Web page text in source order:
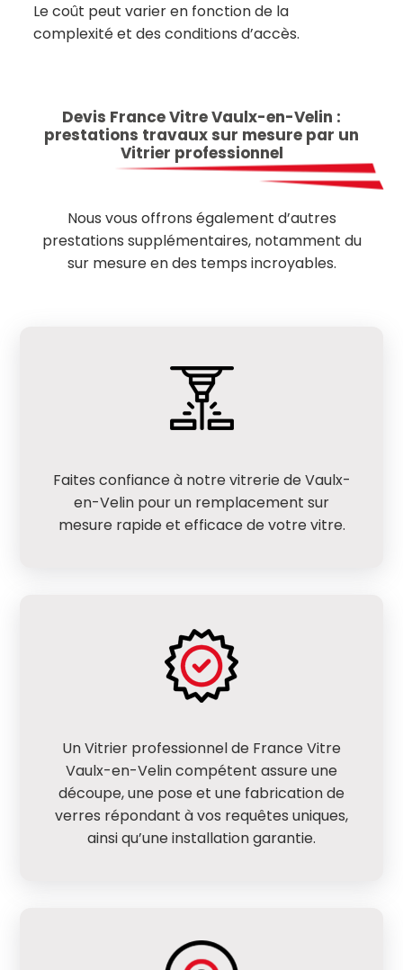
Le coût peut varier en fonction de la
complexité et des conditions d’accès.
Devis France Vitre Vaulx-en-Velin :
prestations travaux sur mesure par un
Vitrier professionnel
Nous vous offrons également d’autres
prestations supplémentaires, notamment du
sur mesure en des temps incroyables.
Faites confiance à notre vitrerie de Vaulx-
en-Velin pour un remplacement sur
mesure rapide et efficace de votre vitre.
Un Vitrier professionnel de France Vitre
Vaulx-en-Velin compétent assure une
découpe, une pose et une fabrication de
verres répondant à vos requêtes uniques,
ainsi qu’une installation garantie.